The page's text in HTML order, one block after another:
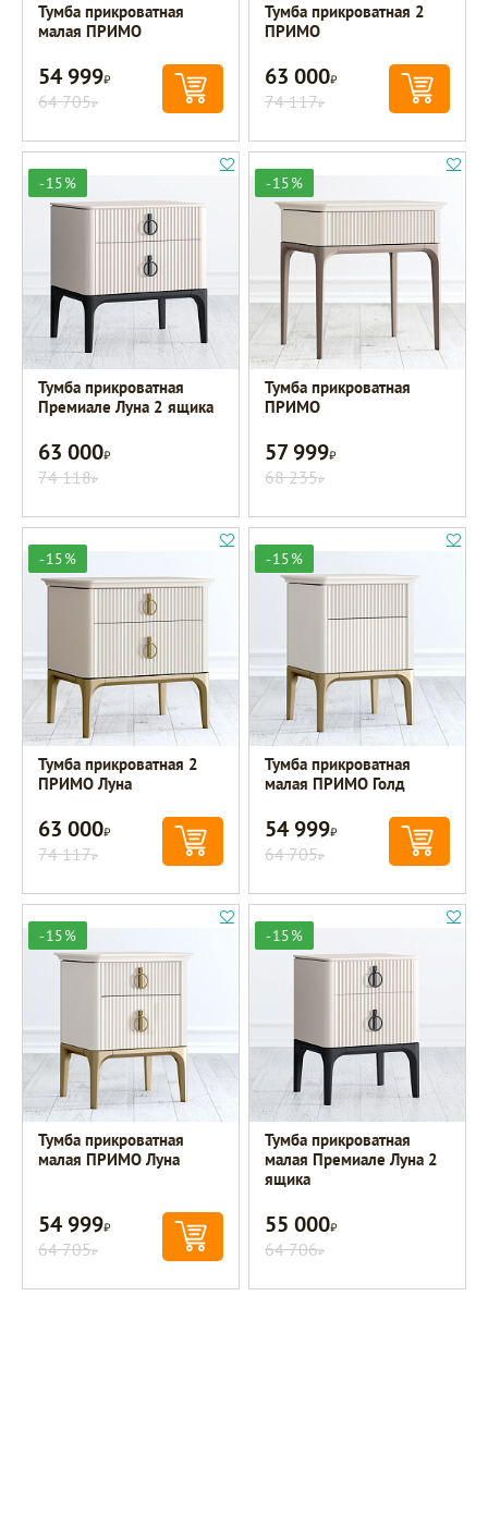
Тумба прикроватная
малая ПРИМО
54 999Р
64 705Р
Тумба прикроватная 2
ПРИМО
63 000Р
74 117Р
-15%
Тумба прикроватная
Премиале Луна 2 ящика
63 000Р
74 118Р
-15%
Тумба прикроватная
ПРИМО
57 999Р
68 235Р
-15%
Тумба прикроватная 2
ПРИМО Луна
63 000Р
74 117Р
-15%
Тумба прикроватная
малая ПРИМО Голд
54 999Р
64 705Р
-15%
Тумба прикроватная
малая ПРИМО Луна
54 999Р
64 705Р
-15%
Тумба прикроватная
малая Премиале Луна 2
ящика
55 000Р
64 706Р